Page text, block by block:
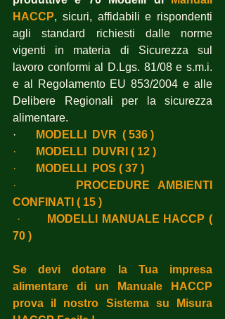
HACCP, sicuri, affidabili e rispondenti
agli standard richiesti dalle norme
vigenti in materia di Sicurezza sul
lavoro conformi al D.Lgs. 81/08 e s.m.i.
e al Regolamento EU 853/2004 e alle
Delibere Regionali per la sicurezza
alimentare.
·
MODELLI  DVR  ( 536 )
·
MODELLI  DUVRI ( 12 )
·
MODELLI  POS ( 37 )
·
PROCEDURE AMBIENTI
CONFINATI ( 15 )
·
MODELLI MANUALE HACCP (
70 )
Se devi dotare la Tua impresa
alimentare di un Manuale HACCP
prova il nostro Sistema su Misura